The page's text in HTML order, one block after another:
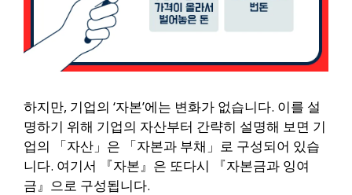
하지만, 기업의 ‘자본’에는 변화가 없습니다. 이를 설
명하기 위해 기업의 자산부터 간략히 설명해 보면 기
업의 「자산」은 「자본과 부채」로 구성되어 있습
니다. 여기서 『자본』은 또다시 『자본금과 잉여
금』으로 구성됩니다.